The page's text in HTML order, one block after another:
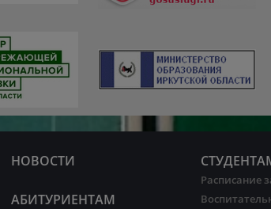
НОВОСТИ
АБИТУРИЕНТАМ
Расписание